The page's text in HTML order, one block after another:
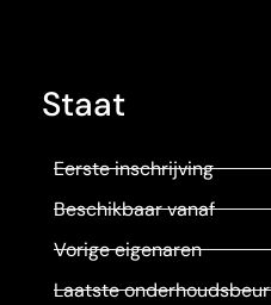
Staat
Eerste inschrijving
Beschikbaar vanaf
Vorige eigenaren
Laatste